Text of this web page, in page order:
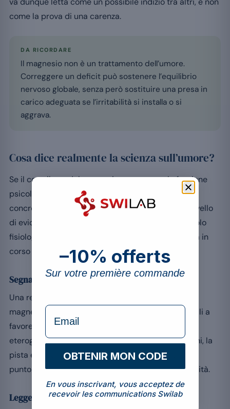
come la prova di una carenza.
DA RICORDARE
Il magnesio non è un trattamento dell’umore.
Correggere un deficit può sostenere l’equilibrio
nervoso globale, senza però sostituire una presa in
carico adeguata se l’irritabilità si installa o si
aggrava.
Cosa dice realmente la scienza sull’umore?
Se il contributo del magnesio a una normale funzione
psicologica è riconosciuto dall’EFSA, i suoi effetti
concreti su stress, ansia e umore presentano un livello
di evidenza più variabile. Occorre distinguere il ruolo
fisiologico, ben stabilito, dai benefici clinici, ancora in
corso di valutazione.
Segnali incoraggianti, ma eterogenei
Una revisione sistematica dedicata agli effetti del
magnesio su stress e ansia soggettiva rileva segnali a
favore di un effetto, pur sottolineando la qualità
eterogenea degli studi disponibili[4]. In altri termini, la
pista è seria ma le prove non sono ancora solide al
punto da erigere il magnesio a rimedio dell’irritabilità.
Leggere il sintomo con misura
–10% offerts
Sur votre première commande
formulaire Email
OBTENIR MON CODE
En vous inscrivant, vous acceptez de
recevoir les communications Swilab